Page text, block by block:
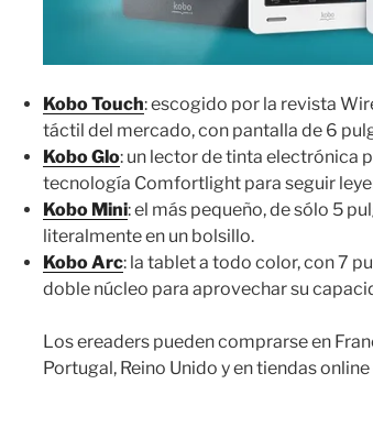
Kobo Touch: escogido por la revista
táctil del mercado, con pantalla de 6
Kobo Glo: un lector de tinta electrónica
tecnología Comfortlight para seguir
Kobo Mini: el más pequeño, de sólo 5
literalmente en un bolsillo.
Kobo Arc: la tablet a todo color, con 7
doble núcleo para aprovechar su
Los ereaders pueden comprarse en
Portugal, Reino Unido y en tiendas